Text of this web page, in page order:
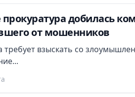
добилась
от мошенников
требует взыскать со